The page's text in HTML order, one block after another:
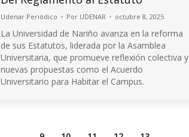
Udenar Periódico Por UDENAR octubre 8, 2025
La Universidad de Nariño avanza en la reforma
de sus Estatutos, liderada por la Asamblea
Universitaria, que promueve reflexión colectiva y
nuevas propuestas como el Acuerdo
Universitario para Habitar el Campus.